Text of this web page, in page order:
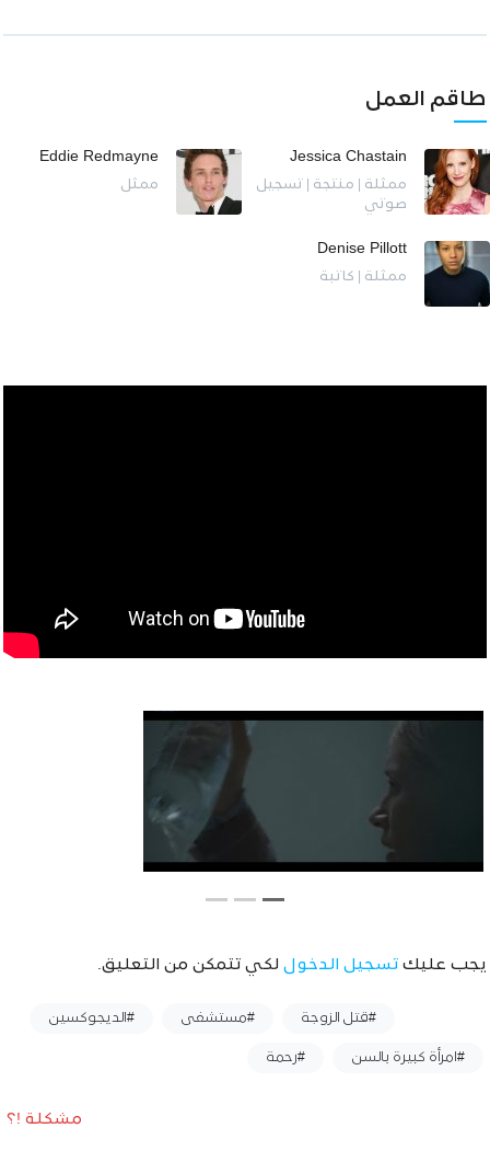
طاقم العمل
Jessica Chastain
ممثلة | منتجة | تسجيل
صوتي
Eddie Redmayne
ممثل
Denise Pillott
ممثلة | كاتبة
يجب عليك تسجيل الدخول لكي تتمكن من التعليق.
#قتل الزوجة #مستشفى #الديجوكسين
#امرأة كبيرة بالسن #رحمة
مشكلة !؟